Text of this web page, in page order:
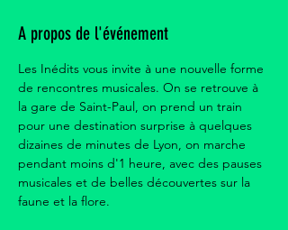
A propos de l'événement
Les Inédits vous invite à une nouvelle forme
de rencontres musicales. On se retrouve à
la gare de Saint-Paul, on prend un train
pour une destination surprise à quelques
dizaines de minutes de Lyon, on marche
pendant moins d'1 heure, avec des pauses
musicales et de belles découvertes sur la
faune et la flore.